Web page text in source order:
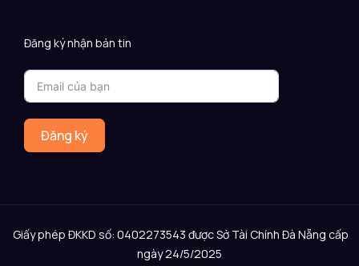
Đăng ký nhận bản tin
Đăng ký
Giấy phép ĐKKD số: 0402273543 được Sở Tài Chính Đà Nẵng cấp
ngày 24/5/2025